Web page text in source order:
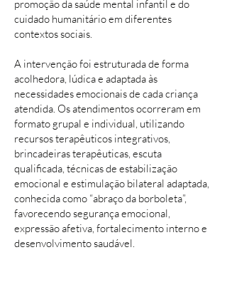
promoção da saúde mental infantil e do
cuidado humanitário em diferentes
contextos sociais.
A intervenção foi estruturada de forma
acolhedora, lúdica e adaptada às
necessidades emocionais de cada criança
atendida. Os atendimentos ocorreram em
formato grupal e individual, utilizando
recursos terapêuticos integrativos,
brincadeiras terapêuticas, escuta
qualificada, técnicas de estabilização
emocional e estimulação bilateral adaptada,
conhecida como “abraço da borboleta”,
favorecendo segurança emocional,
expressão afetiva, fortalecimento interno e
desenvolvimento saudável.